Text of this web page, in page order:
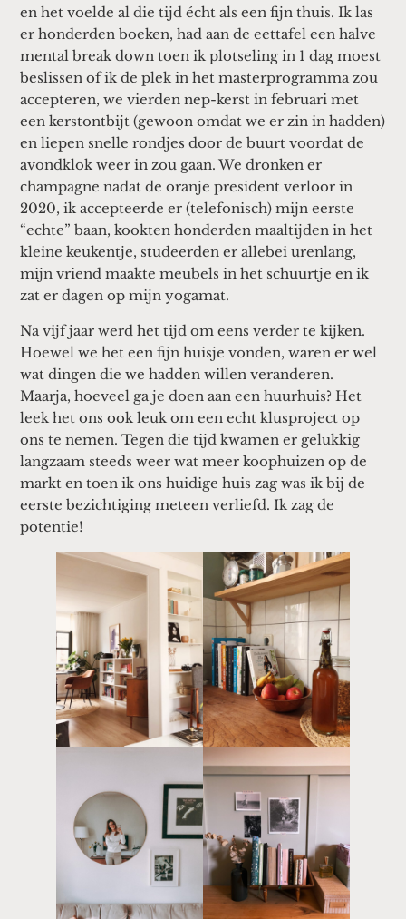
en het voelde al die tijd écht als een fijn thuis. Ik las
er honderden boeken, had aan de eettafel een halve
mental break down toen ik plotseling in 1 dag moest
beslissen of ik de plek in het masterprogramma zou
accepteren, we vierden nep-kerst in februari met
een kerstontbijt (gewoon omdat we er zin in hadden)
en liepen snelle rondjes door de buurt voordat de
avondklok weer in zou gaan. We dronken er
champagne nadat de oranje president verloor in
2020, ik accepteerde er (telefonisch) mijn eerste
“echte” baan, kookten honderden maaltijden in het
kleine keukentje, studeerden er allebei urenlang,
mijn vriend maakte meubels in het schuurtje en ik
zat er dagen op mijn yogamat.
Na vijf jaar werd het tijd om eens verder te kijken.
Hoewel we het een fijn huisje vonden, waren er wel
wat dingen die we hadden willen veranderen.
Maarja, hoeveel ga je doen aan een huurhuis? Het
leek het ons ook leuk om een echt klusproject op
ons te nemen. Tegen die tijd kwamen er gelukkig
langzaam steeds weer wat meer koophuizen op de
markt en toen ik ons huidige huis zag was ik bij de
eerste bezichtiging meteen verliefd. Ik zag de
potentie!